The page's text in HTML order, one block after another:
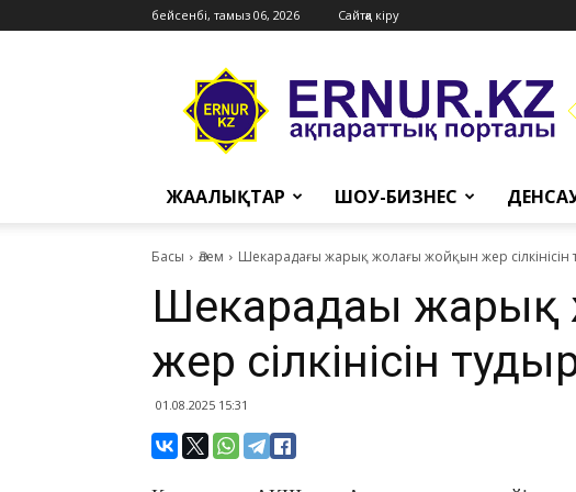
бейсенбі, тамыз 06, 2026 Сайтқа кіру
Ernur
Press
ЖАҢАЛЫҚТАР ШОУ-БИЗНЕС
Басы Әлем Шекарадағы жарық жолағы жойқын жер сілкінісін
Шекарадағы
жер сілкінісін
01.08.2025 15:31